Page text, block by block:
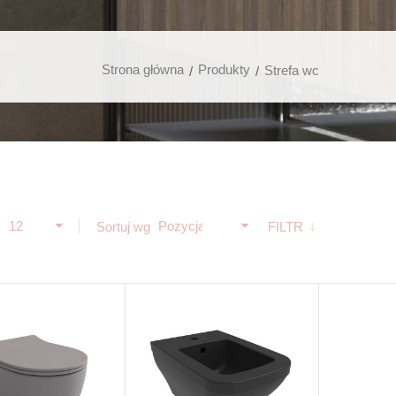
Strona główna Produkty Strefa wc
Sortuj wg Pozycja FILTR
12